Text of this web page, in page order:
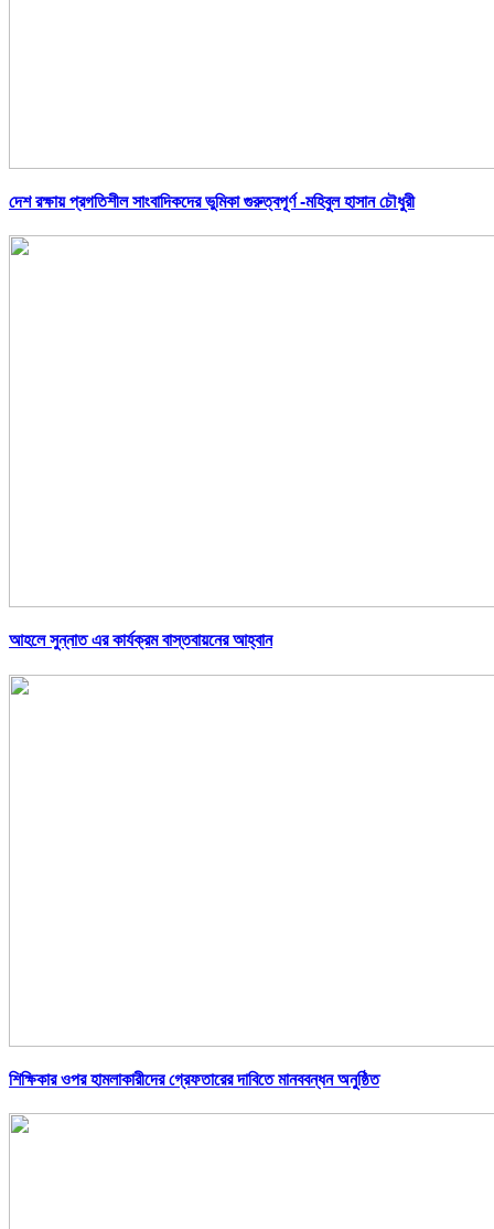
দেশ রক্ষায় প্রগতিশীল সাংবাদিকদের ভুমিকা গুরুত্বপূর্ণ -মহিবুল হাসান চৌধুরী
আহলে সুন্নাত এর কার্যক্রম বাস্তবায়নের আহ্বান
শিক্ষিকার ওপর হামলাকারীদের গ্রেফতারের দাবিতে মানববন্ধন অনুষ্ঠিত